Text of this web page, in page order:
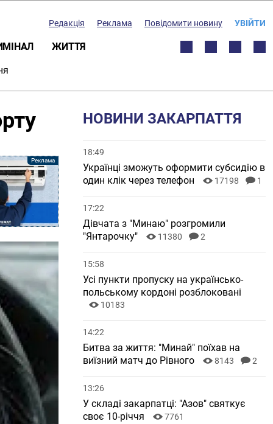
Редакція Реклама Повідомити новину УВІЙТИ
ЖИТТЯ
НОВИНИ ЗАКАРПАТТЯ
18:49
Українці зможуть оформити субсидію в
один клік через телефон
17198 1
17:22
Дівчата з "Минаю" розгромили
"Янтарочку"
11380 2
15:58
Усі пункти пропуску на українсько-
польському кордоні розблоковані
10183
14:22
Битва за життя: "Минай" поїхав на
виїзний матч до Рівного
8143 2
13:26
У складі закарпатці: "Азов" святкує
своє 10-річчя
7761